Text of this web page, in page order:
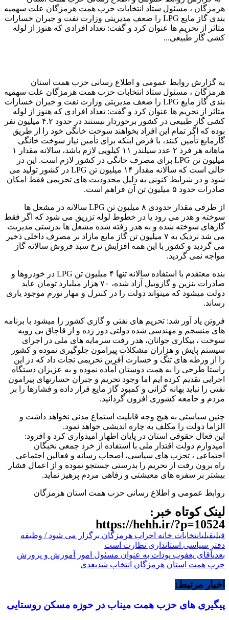
هرمزگان ، مسئول ستاد انتخابات حزب همت هرمزگان علت سهمیه
بندی گاز مایع LPG را ضعف مدیریتی وزارت نفت و جبران خسارات
متاثر از تحریم ها عنوان کرد و گفت: تعداد افرادی که هنوز از لوله
کشی گاز طبیعی...
به گزارش روابط عمومی و اطلاع رسانی حزب همت استان
هرمزگان ، مسئول ستاد انتخابات حزب همت هرمزگان علت سهمیه
بندی گاز مایع LPG را ضعف مدیریتی وزارت نفت و جبران خسارات
متاثر از تحریم ها عنوان کرد و گفت: تعداد افرادی که هنوز از لوله
کشی گاز طبیعی در کشور برخوردار نیستند در حدود ۴.۲ میلیون نفر
بوده که اگر تمام این افراد بخواهند سوخت خانگی خود را از طریق
گازمایع تأمین کنند، با فرض اینکه برای تأمین نیاز سوخت خانگی
ماهانه هر فرد ۲ عدد سیلندر ۱۱ کیلویی لازم باشد، سالانه مقدار ۱
میلیون تن LPG برای مصرف خانگی در کشور لازم است. این در
حالی است که سالانه مقدار ۱۴ میلیون تن LPG در کشور تولید می
شود و در شرایط کنونی به دلیل محدودیت های تحریمی فقط امکان
صادرات حدود ۵ میلیون تن آن فراهم است.
از طرفی مقدار حدودی ۸ میلیون تن LPG سالانه در مشعل ها
سوخته و هدر می رود یا در خطوط لوله تزریق می شود که اگر فقط
گازهای سوخته شده و به هدر رفته شده مشعل ها بدرستی مدیریت
می شد نزدیک به ۷ میلیون تن گاز مایع مازاد بر مصرف داخلی ذخیر
می گردید و کشور با این همه افزایش نرخ سبد فروش سالانه گاز
مواجه نمی گردید.
بنده معتقدم با استفاده سالانه تنها ۴ میلیون تن LPG در خودروها و
صادرات بنزین و گازوییل آزاد شده، ۷۰ هزار میلیارد تومان عاید
دولت میشود که میتواند دولت را در کنترل و مهار تورم موجود یاری
رساند.
فروتن یاد آور شد: تحریم های نفتی و گازی کشور را میشود با برنامه
های منسجم و مهندسی شده دولتی دور زده و از قاچاق بی رویه
سوخت ، بیکاری جوانان، هدر رفت سرمایه های ملی در اجرای
سیستم پایش و هزاران مشکلات پیرامون جلوگیری نموده و کشور
را از ورطه های تنگ و خسارت آفرین تحریمی نجات داد که در این
راستا طرحی را به همت دوستان آماده نموده و به عزیزان دستگاه
اجرایی تقدیم کرده ایم اما وجود تحریم و جبران خسارتهای پیرامون
نفتی را نباید بهانه گرانی و کمبود گاز مایع قرار داده و فشارها را بر
مردم و جامعه کشوری افزون گردانید.
چنین سیاستی به هیچ وجه قابلیت استماع مدنی نخواهد داشت و
الزاما دولت را مکلف به چاره اندیشی خواهد نمود.
این فعال حقوقی استان در پایان اظهار امیدواری کرد و افزود:
امیدوارم دولت اقتدار ملی با استفاده از خرد جمعی نخبگان
اجتماعی ، تحزب های سیاسی، اصحاب رسانه و فعالین اجتماعی
راه برون رفت از تحریم را بدرستی جستجو نموده و از اعمال فشار
بیشتر بر سفره های معیشتی و رفاهی مردم پرهیز نماید.
روابط عمومی و اطلاع رسانی حزب همت استان هرمزگان
لینک کوتاه خبر:
https://hehh.ir/?p=10524
قبلیقبلیانتخابات خانه احزاب هرمزگان برگزار می شود / وظیفه
دفتر سیاسی استانداری نظارت است
بعدیآقای یعقوب پودات به عنوان مسئول امور آموزش و پرورش
حزب همت استان هرمزگان انتخاب شدبعدی
اخبار مرتبط:
پیگیری های حزب همت میناب در حوزه مسکن روستایی